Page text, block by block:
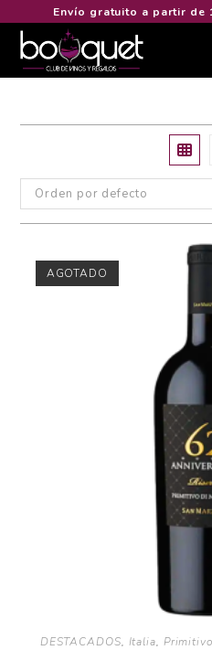
Envío gratuito a partir de
Orden por defecto
AGOTADO
DESTACADOS, Italia, Primitivo